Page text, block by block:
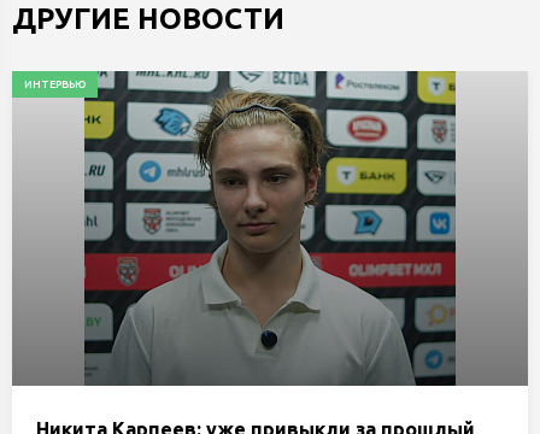
ДРУГИЕ НОВОСТИ
ИНТЕРВЬЮ
Никита Карпеев: уже привыкли за прошлый